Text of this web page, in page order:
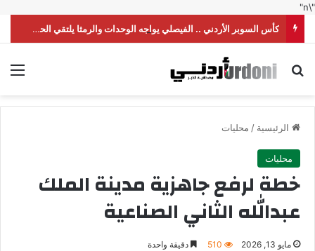
"\n"
كأس السوبر الأردني .. الفيصلي يواجه الوحدات والرمثا يلتقي الحسين
بحث عن
الرئيسية / محليات
محليات
خطة لرفع جاهزية مدينة الملك
عبدالله الثاني الصناعية
مايو 13, 2026 510 دقيقة واحدة